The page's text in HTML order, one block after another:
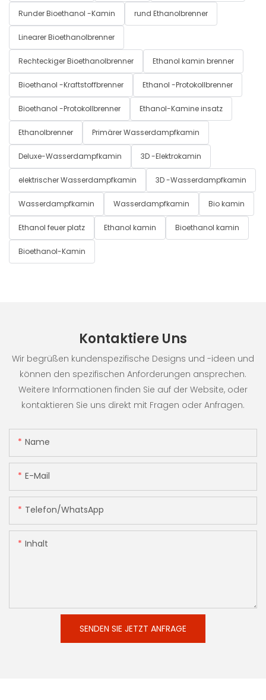
Runder Bioethanol -Kamin rund Ethanolbrenner
Linearer Bioethanolbrenner
Rechteckiger Bioethanolbrenner Ethanol kamin brenner
Bioethanol -Kraftstoffbrenner Ethanol -Protokollbrenner
Bioethanol -Protokollbrenner Ethanol-Kamine insatz
Ethanolbrenner Primärer Wasserdampfkamin
Deluxe-Wasserdampfkamin 3D -Elektrokamin
elektrischer Wasserdampfkamin 3D -Wasserdampfkamin
Wasserdampfkamin Wasserdampfkamin Bio kamin
Ethanol feuer platz Ethanol kamin Bioethanol kamin
Bioethanol-Kamin
Kontaktiere Uns
Wir begrüßen kundenspezifische Designs und -ideen und
können den spezifischen Anforderungen ansprechen.
Weitere Informationen finden Sie auf der Website, oder
kontaktieren Sie uns direkt mit Fragen oder Anfragen.
Name
E-Mail
Telefon/WhatsApp
Inhalt
SENDEN SIE JETZT ANFRAGE